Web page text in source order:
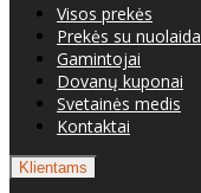
Visos prekės
Prekės su nuolaida
Gamintojai
Dovanų kuponai
Svetainės medis
Kontaktai
Klientams